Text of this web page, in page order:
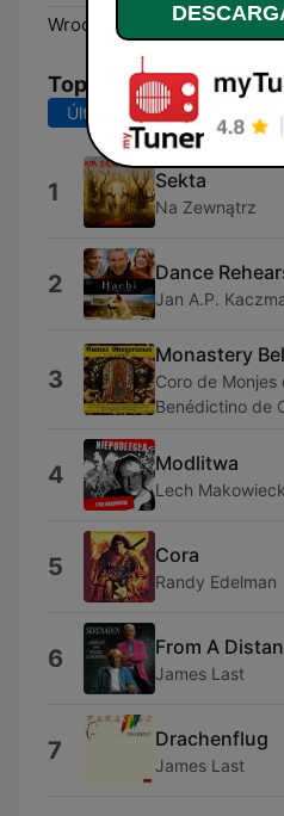
Wrocław:
88.9 FM
Top Canciones
Últimos 7 días Últimos
1 Sekta
Na Zewnątrz
2 Dance
Jan A.P.
3
Monastery
Coro de Monjes
Benédictino de
4 Modlitwa
Lech
5 Cora
Randy Edelman
6 From A
James Last
7 Drachenflug
James Last